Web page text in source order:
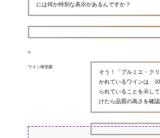
には何か特別な表示があるんですか？
ワイン研究家
そう！「プルミエ・ク
かれているワインは、
られていることを示し
けたら品質の高さを確